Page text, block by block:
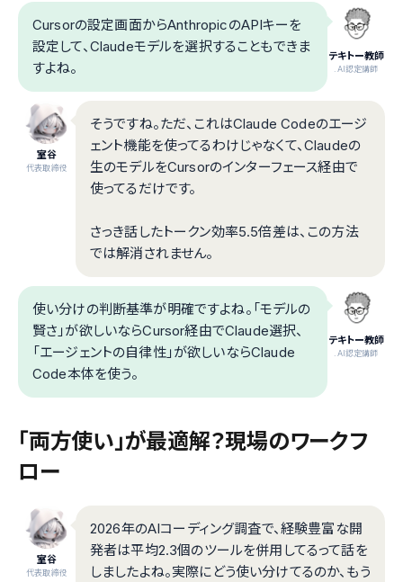
テキトー教師
.AI認定講師
Cursorの設定画面からAnthropicのAPIキーを
設定して、Claudeモデルを選択することもできま
すよね。
室谷
代表取締役
そうですね。ただ、これはClaude Codeのエージ
ェント機能を使ってるわけじゃなくて、Claudeの
生のモデルをCursorのインターフェース経由で
使ってるだけです。
さっき話したトークン効率5.5倍差は、この方法
では解消されません。
テキトー教師
.AI認定講師
使い分けの判断基準が明確ですよね。「モデルの
賢さ」が欲しいならCursor経由でClaude選択、
「エージェントの自律性」が欲しいならClaude
Code本体を使う。
「両方使い」が最適解？現場のワークフ
ロー
室谷
代表取締役
2026年のAIコーディング調査で、経験豊富な開
発者は平均2.3個のツールを併用してるって話を
しましたよね。実際にどう使い分けてるのか、もう